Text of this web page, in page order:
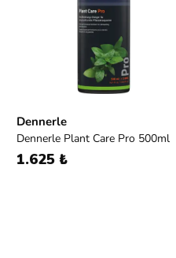
Dennerle
Dennerle Plant Care Pro 500ml
1.625 ₺